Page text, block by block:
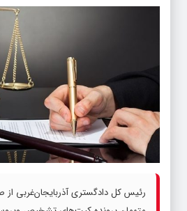
رئیس کل دادگستری آذربایجان‌غربی